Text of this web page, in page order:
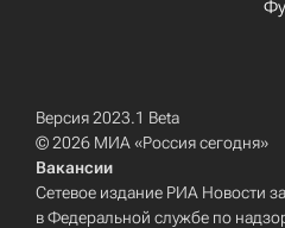
Версия 2023.1 Beta
© 2026 МИА «Россия сегодня»
Вакансии
Сетевое издание РИА Новости
в Федеральной службе по